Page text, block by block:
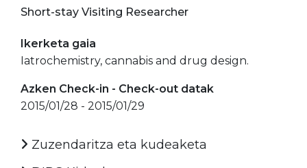
Short-stay Visiting Researcher
Ikerketa gaia
Iatrochemistry, cannabis and drug design.
Azken Check-in - Check-out datak
2015/01/28 - 2015/01/29
Zuzendaritza eta kudeaketa